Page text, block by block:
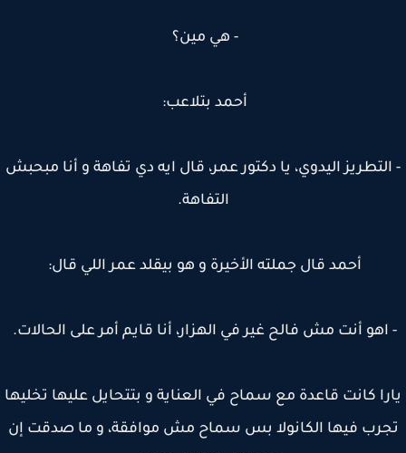
- هي مين؟
أحمد بتلاعب:
اليدوي، يا دكتور عمر، قال ايه دي تفاهة و أنا مبحبش
التفاهة.
أحمد قال جملته الأخيرة و هو بيقلد عمر اللي قال:
أنت مش فالح غير في الهزار، أنا قايم أمر على الحالات.
كانت قاعدة مع سماح في العناية و بتتحايل عليها تخليها
فيها الكانولا بس سماح مش موافقة، و ما صدقت إن